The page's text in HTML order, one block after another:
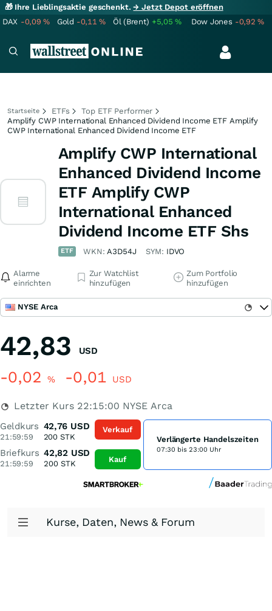
🎁 Ihre Lieblingsaktie geschenkt.→ Jetzt Depot eröffnen
DAX -0,09% Gold -0,11% Öl (Brent) +5,05% Dow Jones -0,92%
Startseite ETFs
Top ETF Performer
Amplify CWP International Enhanced Dividend Income ETF Amplify
CWP International Enhanced Dividend Income ETF
Amplify CWP International
Enhanced Dividend Income
ETF Amplify CWP
International Enhanced
Dividend Income ETF Shs
ETF WKN:A3D54J SYM: IDVO
Alarme
einrichten
Zur Watchlist
hinzufügen
Zum Portfolio
hinzufügen
NYSE Arca
42,83 USD
-0,02 % -0,01 USD
Letzter Kurs 22:15:00 NYSE Arca
Geldkurs
21:59:59
42,76 USD
200 STK
Briefkurs
21:59:59
42,82 USD
200STK
Verkauf
Kauf
Verlängerte Handelszeiten
07:30 bis 23:00 Uhr
Kurse, Daten, News & Forum